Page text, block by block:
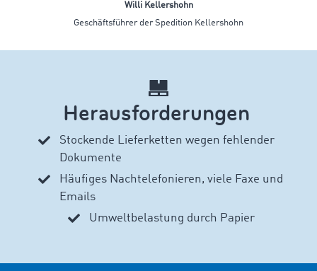
Willi Kellershohn
Geschäftsführer der Spedition Kellershohn
Herausforderungen
Stockende Lieferketten wegen fehlender
Dokumente
Häufiges Nachtelefonieren, viele Faxe und
Emails
Umweltbelastung durch Papier